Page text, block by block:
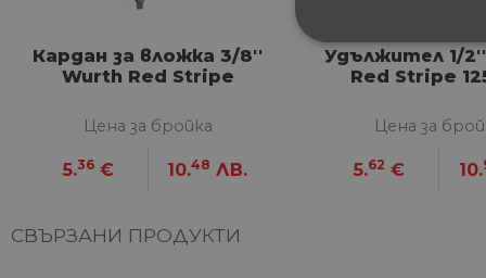
Кардан за вложка 3/8''
Wurth Red Stripe
Цена за бройка
5.36 € 10.48 ЛВ.
Удължител 1/
Red Stripe
Цена за
5.62 € 10.
СВЪРЗАНИ ПРОДУКТИ
СТРОГО